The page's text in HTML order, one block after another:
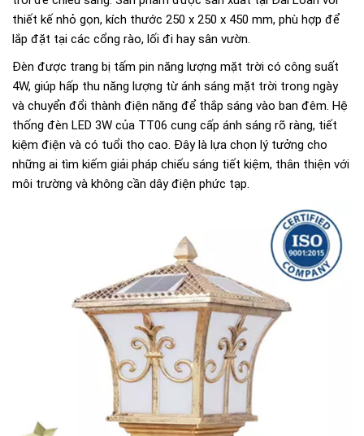
thiết kế nhỏ gọn, kích thước 250 x 250 x 450 mm, phù hợp để
lắp đặt tại các cổng rào, lối đi hay sân vườn.
Đèn được trang bị tấm pin năng lượng mặt trời có công suất
4W, giúp hấp thu năng lượng từ ánh sáng mặt trời trong ngày
và chuyển đổi thành điện năng để thắp sáng vào ban đêm. Hệ
thống đèn LED 3W của TT06 cung cấp ánh sáng rõ ràng, tiết
kiệm điện và có tuổi thọ cao. Đây là lựa chọn lý tưởng cho
những ai tìm kiếm giải pháp chiếu sáng tiết kiệm, thân thiện với
môi trường và không cần dây điện phức tạp.